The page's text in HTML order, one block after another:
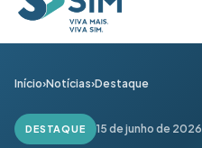
Início›Notícias›Destaque
DESTAQUE 15 de junho de 2026